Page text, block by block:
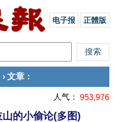
电子报 正體版
› 文章 ：
人气： 953,976
的小偷论(多图)